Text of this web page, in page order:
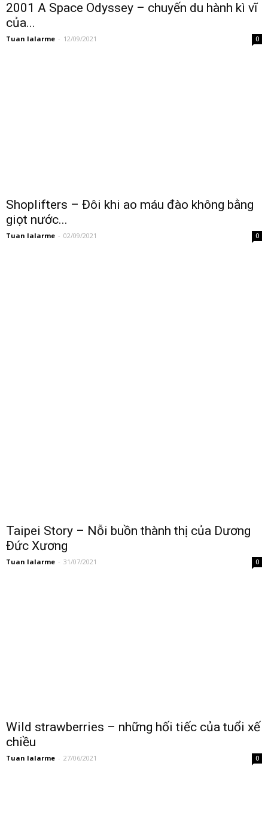
2001 A Space Odyssey – chuyến du hành kì vĩ
của...
Tuan lalarme - 12/09/2021 0
Shoplifters – Đôi khi ao máu đào không bằng
giọt nước...
Tuan lalarme - 02/09/2021 0
Taipei Story – Nỗi buồn thành thị của Dương
Đức Xương
Tuan lalarme - 31/07/2021 0
Wild strawberries – những hối tiếc của tuổi xế
chiều
Tuan lalarme - 27/06/2021 0